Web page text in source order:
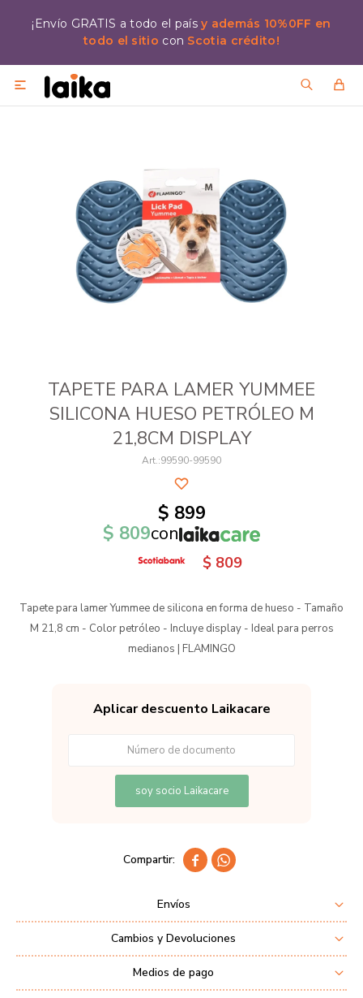
¡Envío GRATIS a todo el paísy además 10%0FF en
todo el sitio con Scotia crédito!

TAPETE PARA LAMER YUMMEE
SILICONA HUESO PETRÓLEO M
21,8CM DISPLAY
99590-99590
$ 899
$ 809con
$ 809
Tapete para lamer Yummee de silicona en forma de hueso - Tamaño
M 21,8 cm - Color petróleo - Incluye display - Ideal para perros
medianos | FLAMINGO
Aplicar descuento Laikacare
soy socio Laikacare
 
Envíos
Cambios y Devoluciones
Medios de pago